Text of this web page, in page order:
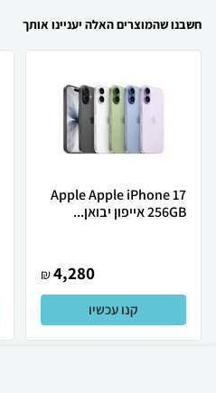
חשבנו שהמוצרים האלה יעניינו אותך
Apple Apple iPhone 17
256GB אייפון יבואן...
4,280
₪
קנו עכשיו